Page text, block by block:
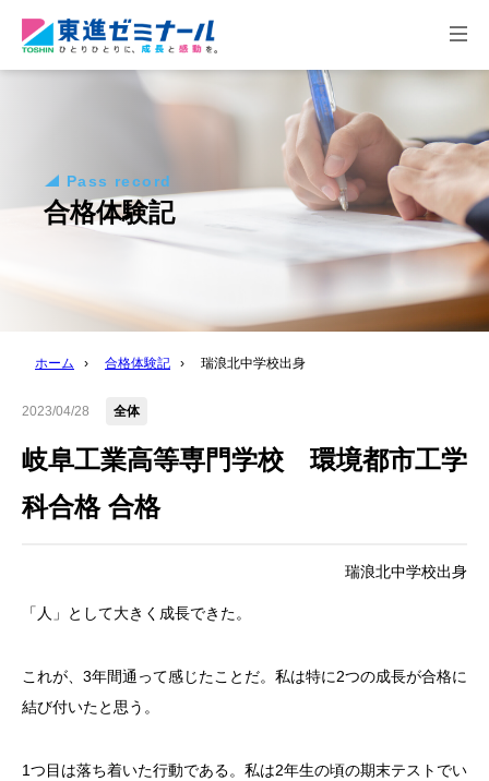
Pass record
合格体験記
ホーム › 合格体験記 › 瑞浪北中学校出身
2023/04/28 全体
岐阜工業高等専門学校 環境都市工学
科合格 合格
瑞浪北中学校出身
「人」として大きく成長できた。
これが、3年間通って感じたことだ。私は特に2つの成長が合格に
結び付いたと思う。
1つ目は落ち着いた行動である。私は2年生の頃の期末テストでい